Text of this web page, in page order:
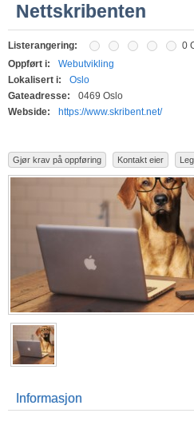
Nettskribenten
Listerangering:
0
Oppført i:
Webutvikling
Lokalisert i:
Oslo
Gateadresse:
0469 Oslo
Webside:
https://www.skribent.net/
Gjør krav på oppføring Kontakt eier
Informasjon